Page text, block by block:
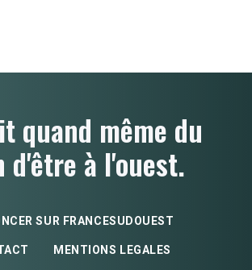
quand même du
d'être à l'ouest.
SUR FRANCESUDOUEST
MENTIONS LEGALES